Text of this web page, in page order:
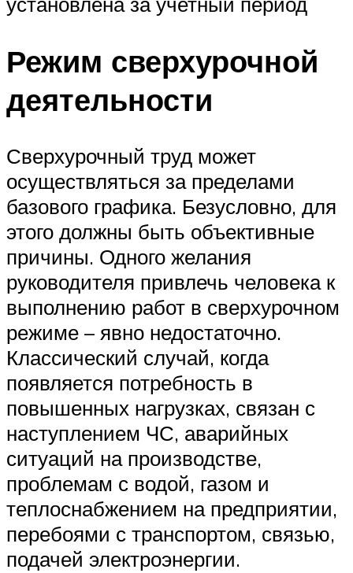
Режим сверхурочной
деятельности
Сверхурочный труд может
осуществляться за пределами
базового графика. Безусловно, для
этого должны быть объективные
причины. Одного желания
руководителя привлечь человека к
выполнению работ в сверхурочном
режиме – явно недостаточно.
Классический случай, когда
появляется потребность в
повышенных нагрузках, связан с
наступлением ЧС, аварийных
ситуаций на производстве,
проблемам с водой, газом и
теплоснабжением на предприятии,
перебоями с транспортом, связью,
подачей электроэнергии.